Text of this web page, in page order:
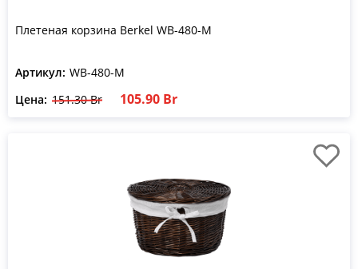
Плетеная корзина Berkel WB-480-M
Артикул: WB-480-M
Цена: 151.30 Br 105.90 Br